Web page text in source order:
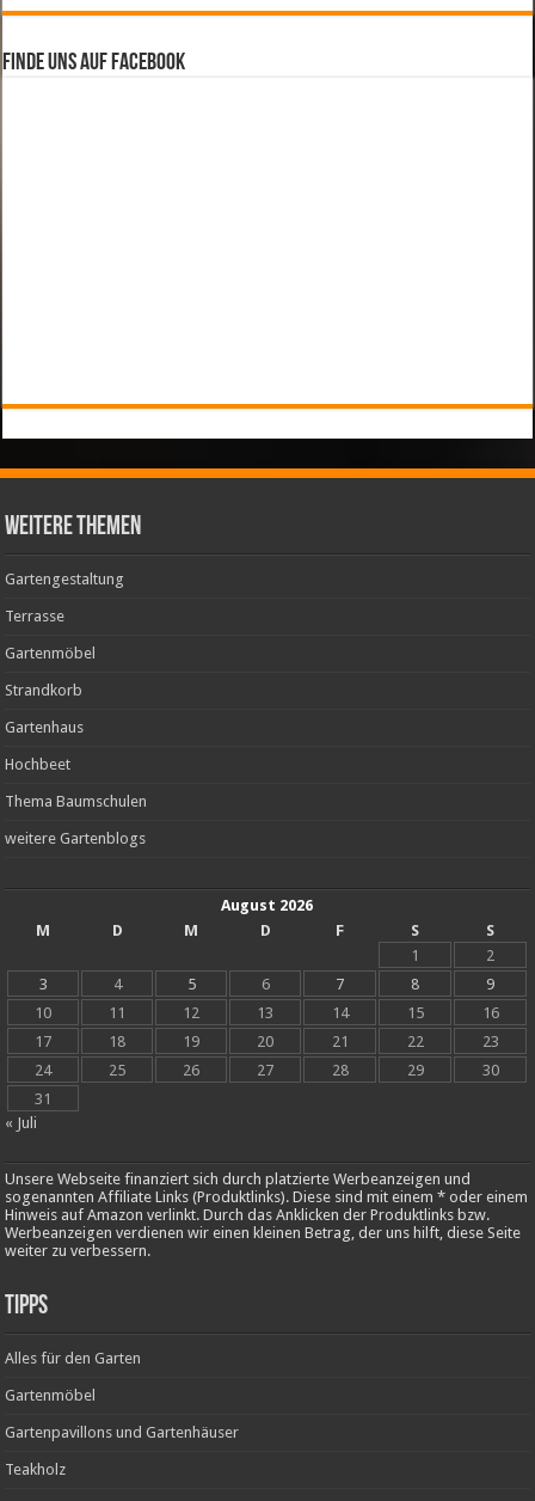
Finde uns auf Facebook
weitere Themen
Gartengestaltung
Terrasse
Gartenmöbel
Strandkorb
Gartenhaus
Hochbeet
Thema Baumschulen
weitere Gartenblogs
August 2026
M
D M D F S
S
1
2
3
4 5 6 7 8
9
10
11 12 13 14 15
16
17
18 19 20 21 22
23
24
25 26 27 28 29
30
31
« Juli
Unsere Webseite finanziert sich durch platzierte Werbeanzeigen und
sogenannten Affiliate Links (Produktlinks). Diese sind mit einem * oder einem
Hinweis auf Amazon verlinkt. Durch das Anklicken der Produktlinks bzw.
Werbeanzeigen verdienen wir einen kleinen Betrag, der uns hilft, diese Seite
weiter zu verbessern.
Tipps
Alles für den Garten
Gartenmöbel
Gartenpavillons und Gartenhäuser
Teakholz